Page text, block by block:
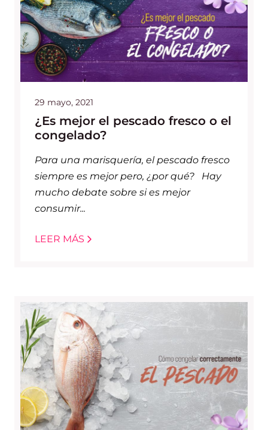
29 mayo, 2021
¿Es mejor el pescado fresco o el
congelado?
Para una marisquería, el pescado fresco
siempre es mejor pero, ¿por qué? Hay
mucho debate sobre si es mejor
consumir...
LEER MÁS